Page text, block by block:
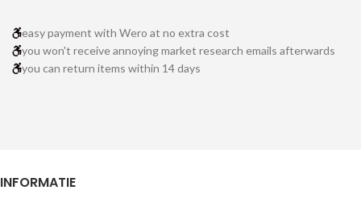
easy payment with Wero at no extra cost
you won't receive annoying market research emails afterwards
you can return items within 14 days
INFORMATIE